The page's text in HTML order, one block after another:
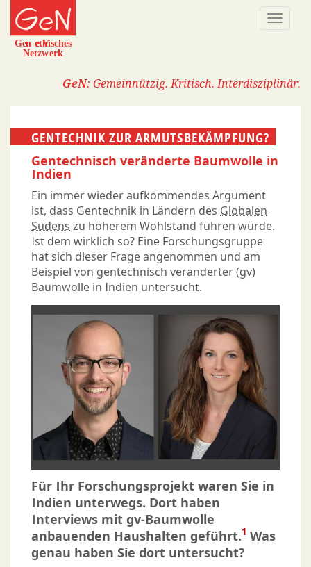
Direkt
zum
Inhalt
GeN: Gemeinnützig. Kritisch. Interdisziplinär.
GENTECHNIK ZUR ARMUTSBEKÄMPFUNG?
Gentechnisch veränderte Baumwolle in
Indien
Ein immer wieder aufkommendes Argument
ist, dass Gentechnik in Ländern des Globalen
Südens zu höherem Wohlstand führen würde.
Ist dem wirklich so? Eine Forschungsgruppe
hat sich dieser Frage angenommen und am
Beispiel von gentechnisch veränderter (gv)
Baumwolle in Indien untersucht.
Für Ihr Forschungsprojekt waren Sie in
Indien unterwegs. Dort haben
Interviews mit gv-Baumwolle
anbauenden Haushalten geführt.1 Was
genau haben Sie dort untersucht?